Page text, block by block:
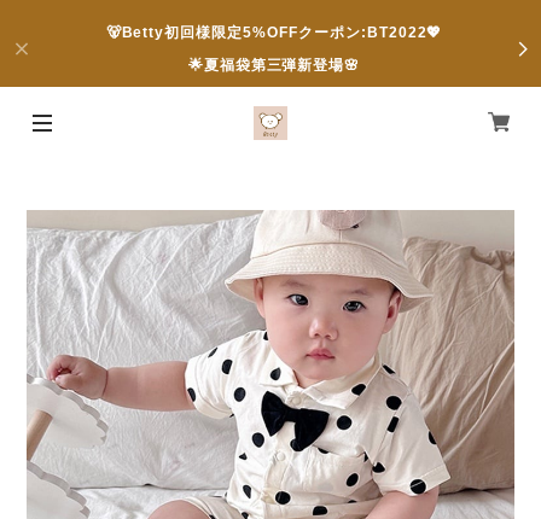
🐻Betty初回様限定5%OFFクーポン:BT2022💖
🌟夏福袋第三弾新登場🌸